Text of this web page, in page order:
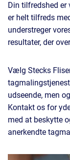
Din tilfredshed er
er helt tilfreds
understreger
resultater, der
Vælg Stecks
udseende, men
Kontakt os for
med at beskytte
anerkendte